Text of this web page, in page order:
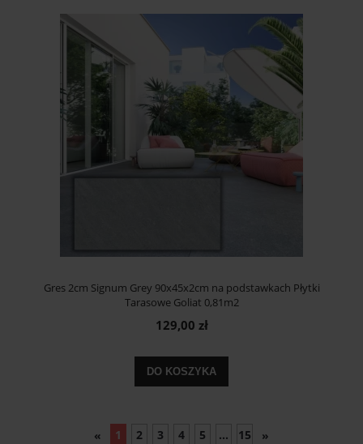
Gres 2cm Signum Grey 90x45x2cm na podstawkach Płytki
Tarasowe Goliat 0,81m2
129,00 zł
DO KOSZYKA
« 1 2 3 4 5 ... 15 »